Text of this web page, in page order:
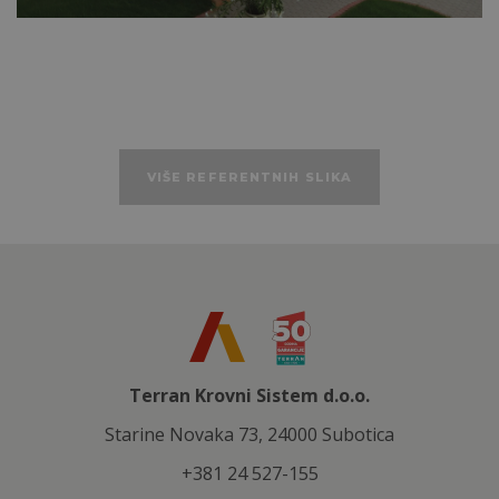
VIŠE REFERENTNIH SLIKA
Terran Krovni Sistem d.o.o.
Starine Novaka 73, 24000 Subotica
+381 24 527-155